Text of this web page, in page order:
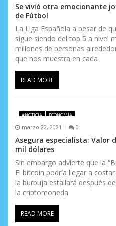
Se vivió otra emocionante
de Fútbol
La Liga Española a pesar de
sigue siendo del top 5 a nivel
millones de personas
que nos muestra en cada
READ MORE
#NOTICIA ECONOMÍA
marzo 22, 2021 0
Asegura especialista: Valor
mil dólares
Sin embargo advierte que la
El bitcoin podría llegar a
la burbuja estallará después
la criptomoneda
READ MORE